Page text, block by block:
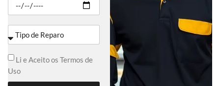
Li e Aceito os Termos de
Uso